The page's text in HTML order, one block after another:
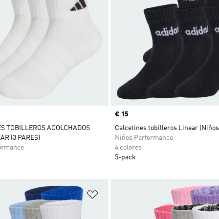
TOBILLEROS ACOLCHADOS
(3 PARES)
Precio
€ 15
Calcetines tobilleros Linear
Niños Performance
4 colores
5-pack
de deseos Añadir a la lista de deseos